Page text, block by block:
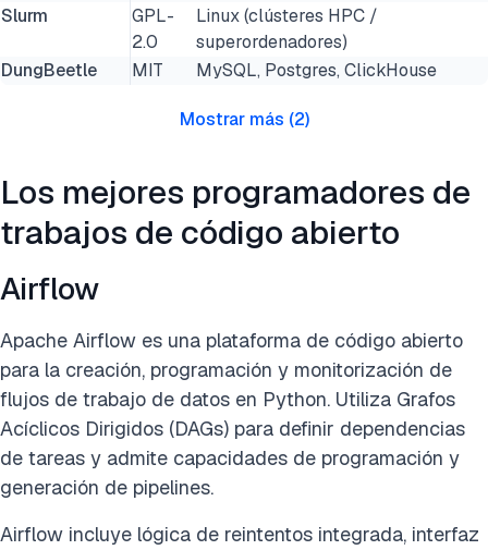
Slurm
GPL-
2.0
Linux (clústeres HPC /
superordenadores)
DungBeetle
MIT MySQL, Postgres, ClickHouse
Mostrar más (2)
Los mejores programadores de
trabajos de código abierto
Airflow
Apache Airflow es una plataforma de código abierto
para la creación, programación y monitorización de
flujos de trabajo de datos en Python. Utiliza Grafos
Acíclicos Dirigidos (DAGs) para definir dependencias
de tareas y admite capacidades de programación y
generación de pipelines.
Airflow incluye lógica de reintentos integrada, interfaz